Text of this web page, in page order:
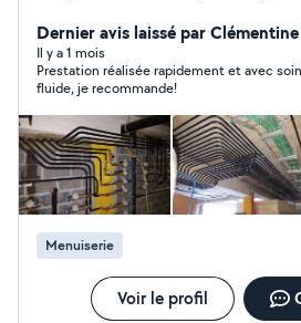
aménagement intérieur. Sérieux, assidu et
perfectionniste, j'aime le travail
propres. Je m'adapte facilement
besoins de chaque client afin de
soigné et de qualité.
Dernier avis laissé par
Il y a 1 mois
Prestation réalisée rapidement et avec
fluide, je recommande!
Menuiserie
Voir le profil